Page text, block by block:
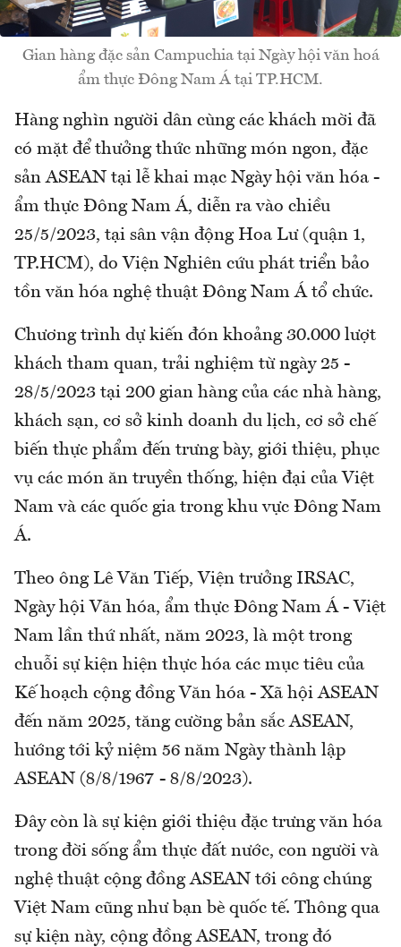
Gian hàng đặc sản Campuchia tại Ngày hội văn hoá
ẩm thực Đông Nam Á tại TP.HCM.
Hàng nghìn người dân cùng các khách mời đã
có mặt để thưởng thức những món ngon, đặc
sản ASEAN tại lễ khai mạc Ngày hội văn hóa -
ẩm thực Đông Nam Á, diễn ra vào chiều
25/5/2023, tại sân vận động Hoa Lư (quận 1,
TP.HCM), do Viện Nghiên cứu phát triển bảo
tồn văn hóa nghệ thuật Đông Nam Á tổ chức.
Chương trình dự kiến đón khoảng 30.000 lượt
khách tham quan, trải nghiệm từ ngày 25 -
28/5/2023 tại 200 gian hàng của các nhà hàng,
khách sạn, cơ sở kinh doanh du lịch, cơ sở chế
biến thực phẩm đến trưng bày, giới thiệu, phục
vụ các món ăn truyền thống, hiện đại của Việt
Nam và các quốc gia trong khu vực Đông Nam
Á.
Theo ông Lê Văn Tiếp, Viện trưởng IRSAC,
Ngày hội Văn hóa, ẩm thực Đông Nam Á - Việt
Nam lần thứ nhất, năm 2023, là một trong
chuỗi sự kiện hiện thực hóa các mục tiêu của
Kế hoạch cộng đồng Văn hóa - Xã hội ASEAN
đến năm 2025, tăng cường bản sắc ASEAN,
hướng tới kỷ niệm 56 năm Ngày thành lập
ASEAN (8/8/1967 - 8/8/2023).
Đây còn là sự kiện giới thiệu đặc trưng văn hóa
trong đời sống ẩm thực đất nước, con người và
nghệ thuật cộng đồng ASEAN tới công chúng
Việt Nam cũng như bạn bè quốc tế. Thông qua
sự kiện này, cộng đồng ASEAN, trong đó